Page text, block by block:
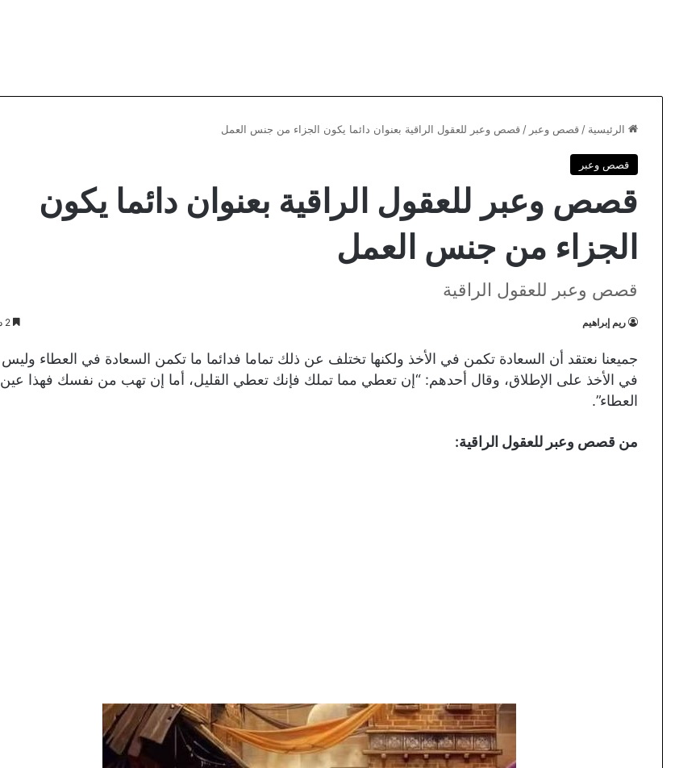
الرئيسية / قصص وعبر / قصص وعبر للعقول الراقية بعنوان دائما يكون الجزاء من جنس العمل
قصص وعبر
قصص وعبر للعقول الراقية بعنوان دائما يكون
الجزاء من جنس العمل
قصص وعبر للعقول الراقية
ريم إبراهيم
جميعنا نعتقد أن السعادة تكمن في الأخذ ولكنها تختلف عن ذلك تماما فدائما ما تكمن السعادة في العطاء وليس
في الأخذ على الإطلاق، وقال أحدهم: “إن تعطي مما تملك فإنك تعطي القليل، أما إن تهب من نفسك فهذا عين
العطاء”.
من قصص وعبر للعقول الراقية: